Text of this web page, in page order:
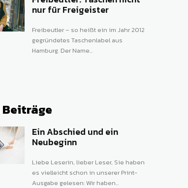
nur für Freigeister
Freibeutler – so heißt ein im Jahr 2012
gegründetes Taschenlabel aus
Hamburg. Der Name...
Beiträge
Ein Abschied und ein
Neubeginn
Liebe Leserin, lieber Leser, Sie haben
es vielleicht schon in unserer Print-
Ausgabe gelesen: Wir haben...